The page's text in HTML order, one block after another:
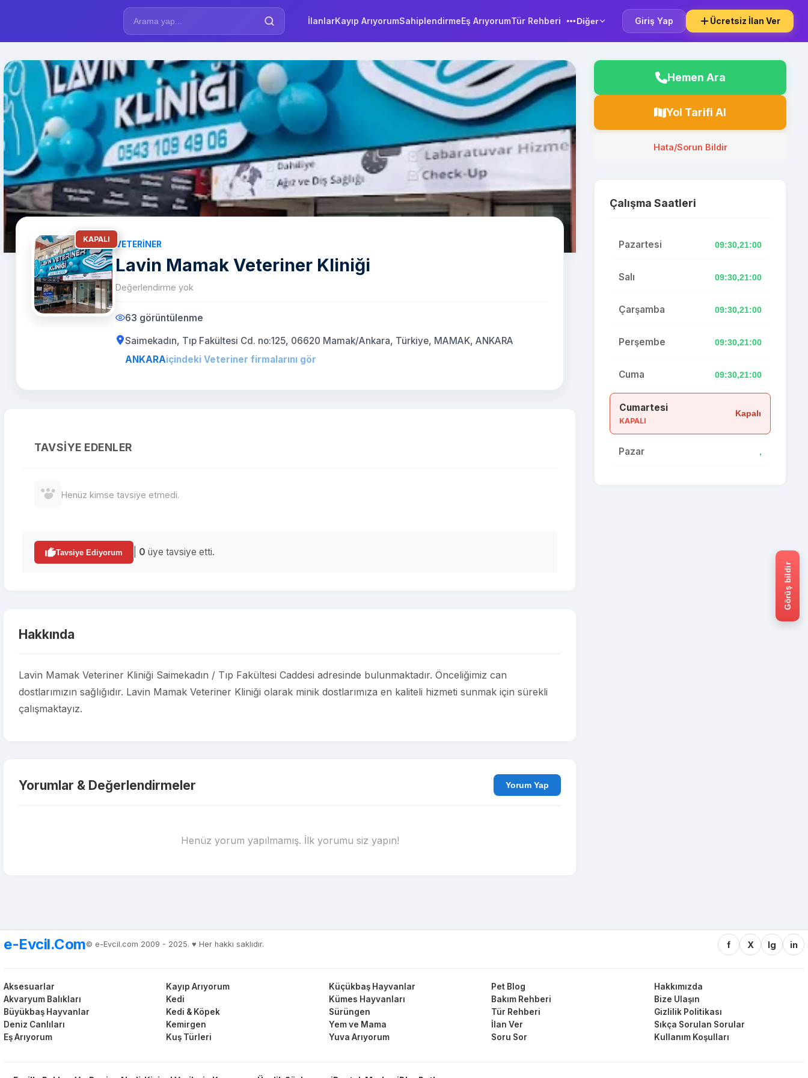
İlanlarKayıp ArıyorumSahiplendirmeEş ArıyorumTür Rehberi Diğer Giriş Yap Ücretsiz İlan Ver
KAPALI
VETERINER
Lavin Mamak Veteriner Kliniği
Değerlendirme yok
63 görüntülenme
Saimekadın, Tıp Fakültesi Cd. no:125, 06620 Mamak/Ankara, Türkiye, MAMAK, ANKARA
ANKARAiçindeki Veteriner firmalarını gör
TAVSIYE EDENLER
Henüz kimse tavsiye etmedi.
Tavsiye Ediyorum 0 üye tavsiye etti.
Hakkında
Lavin Mamak Veteriner Kliniği Saimekadın / Tıp Fakültesi Caddesi adresinde bulunmaktadır. Önceliğimiz can
dostlarımızın sağlığıdır. Lavin Mamak Veteriner Kliniği olarak minik dostlarımıza en kaliteli hizmeti sunmak için sürekli
çalışmaktayız.
Yorumlar & Değerlendirmeler Yorum Yap
Henüz yorum yapılmamış. İlk yorumu siz yapın!
Hemen Ara
Yol Tarifi Al
Hata/Sorun Bildir
Çalışma Saatleri
Pazartesi 09:30,21:00
Salı 09:30,21:00
Çarşamba 09:30,21:00
Perşembe 09:30,21:00
Cuma 09:30,21:00
Cumartesi
KAPALI
Kapalı
Pazar ,
e-Evcil.Com© e-Evcil.com 2009 - 2025. ♥️ Her hakkı saklıdır. f X Ig in
Aksesuarlar
Akvaryum Balıkları
Büyükbaş Hayvanlar
Deniz Canlıları
Eş Arıyorum
Kayıp Arıyorum
Kedi
Kedi & Köpek
Kemirgen
Kuş Türleri
Küçükbaş Hayvanlar
Kümes Hayvanları
Sürüngen
Yem ve Mama
Yuva Arıyorum
Pet Blog
Bakım Rehberi
Tür Rehberi
İlan Ver
Soru Sor
Hakkımızda
Bize Ulaşın
Gizlilik Politikası
Sıkça Sorulan Sorular
Kullanım Koşulları
Görüş bildir